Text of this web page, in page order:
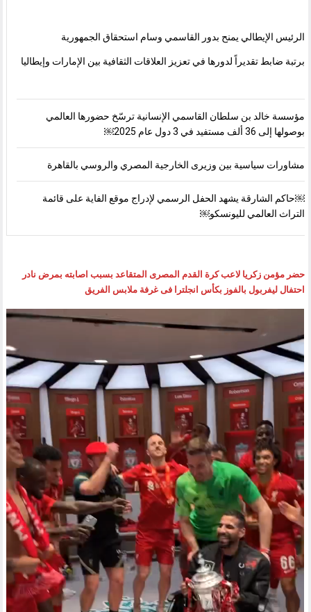
الرئيس الإيطالي يمنح بدور القاسمي وسام استحقاق الجمهورية
برتبة ضابط تقديراً لدورها في تعزيز العلاقات الثقافية بين الإمارات وإيطاليا
مؤسسة خالد بن سلطان القاسمي الإنسانية ترسّخ حضورها العالمي
بوصولها إلى 36 ألف مستفيد في 3 دول عام 2025￼
مشاورات سياسية بين وزيرى الخارجية المصري والروسي بالقاهرة
￼حاكم الشارقة يشهد الحفل الرسمي لإدراج موقع الفاية على قائمة
التراث العالمي لليونسكو￼
حضر مؤمن زكريا لاعب كرة القدم المصرى المتقاعد بسبب اصابته بمرض نادر
احتفال ليفربول بالفوز بكأس انجلترا فى غرفة ملابس الفريق